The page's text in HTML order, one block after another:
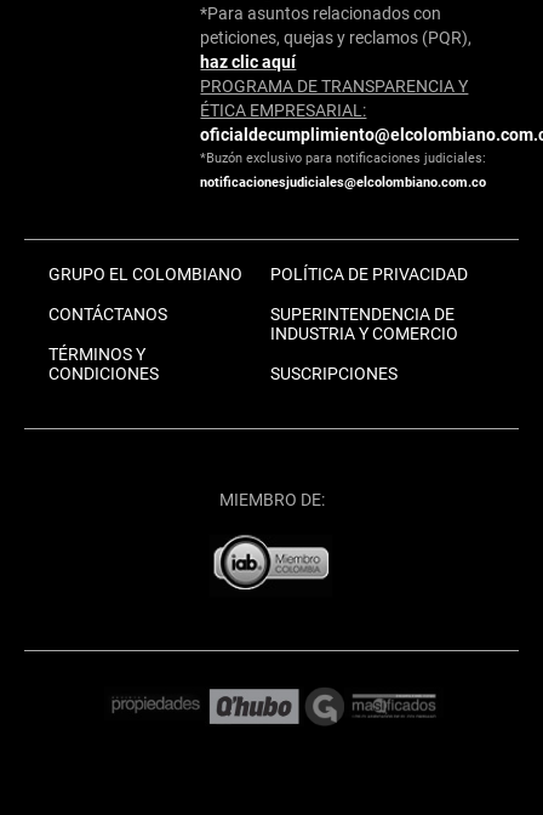
*Para asuntos relacionados con
peticiones, quejas y reclamos (PQR),
haz clic aquí
PROGRAMA DE TRANSPARENCIA Y
ÉTICA EMPRESARIAL:
*Buzón exclusivo para notificaciones judiciales:
notificacionesjudiciales@elcolombiano.com.co
GRUPO EL COLOMBIANO
CONTÁCTANOS
TÉRMINOS Y
CONDICIONES
POLÍTICA DE PRIVACIDAD
SUPERINTENDENCIA DE
INDUSTRIA Y COMERCIO
SUSCRIPCIONES
MIEMBRO DE: